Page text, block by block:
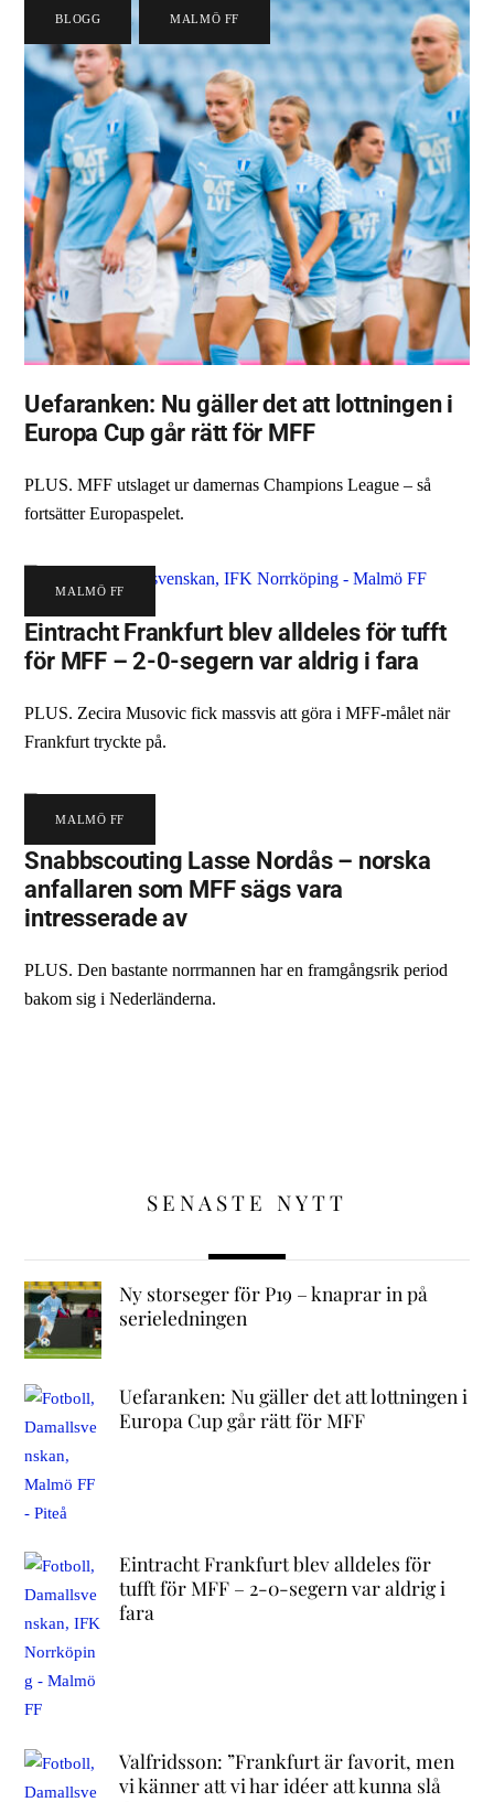
BLOGG , MALMÖ FF
Uefaranken: Nu gäller det att lottningen i
Europa Cup går rätt för MFF
PLUS. MFF utslaget ur damernas Champions League – så
fortsätter Europaspelet.
MALMÖ FF
Eintracht Frankfurt blev alldeles för tufft
för MFF – 2-0-segern var aldrig i fara
PLUS. Zecira Musovic fick massvis att göra i MFF-målet när
Frankfurt tryckte på.
MALMÖ FF
Snabbscouting Lasse Nordås – norska
anfallaren som MFF sägs vara
intresserade av
PLUS. Den bastante norrmannen har en framgångsrik period
bakom sig i Nederländerna.
SENASTE NYTT
Ny storseger för P19 – knaprar in på
serieledningen
Uefaranken: Nu gäller det att lottningen i
Europa Cup går rätt för MFF
Eintracht Frankfurt blev alldeles för
tufft för MFF – 2-0-segern var aldrig i
fara
Valfridsson: ”Frankfurt är favorit, men
vi känner att vi har idéer att kunna slå